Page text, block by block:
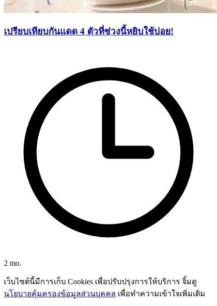
เปรียบเทียบกันแดด 4 ตัวที่ช่วงนี้หยิบใช้บ่อย!
2 mo.
เว็บไซต์นี้มีการเก็บ Cookies เพื่อปรับปรุงการให้บริการ จิ้มดู
นโยบายคุ้มครองข้อมูลส่วนบุคคล เพื่อทำความเข้าใจเพิ่มเติม